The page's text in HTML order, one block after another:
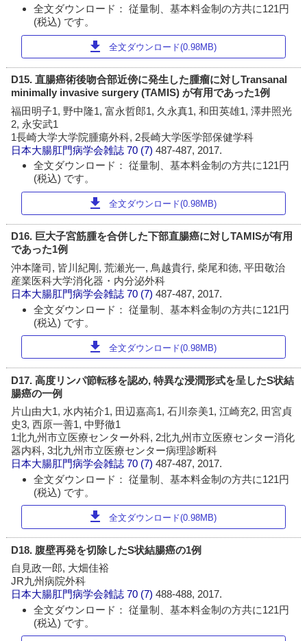
全文ダウンロード： 従量制、基本料金制の方共に121円
(税込) です。
download 全文ダウンロード(0.98MB)
D15. 直腸癌術後吻合部近傍に発生した腫瘤に対しTransanal
minimally invasive surgery (TAMIS) が有用であった1例
福田明子1, 野中隆1, 富永哲郎1, 久永真1, 和田英雄1, 澤井照光
2, 永安武1
1長崎大学大学院腫瘍外科, 2長崎大学医学部保健学科
日本大腸肛門病学会雑誌 70 (7)487-487, 2017.
全文ダウンロード： 従量制、基本料金制の方共に121円
(税込) です。
download 全文ダウンロード(0.98MB)
D16. 巨大子宮筋腫を合併した下部直腸癌に対しTAMISが有用
であった1例
沖本隆司, 皆川紀剛, 荒瀬光一, 鳥越貴行, 柴尾和徳, 平田敬治
産業医科大学消化器・内分泌外科
日本大腸肛門病学会雑誌 70 (7)487-487, 2017.
全文ダウンロード： 従量制、基本料金制の方共に121円
(税込) です。
download 全文ダウンロード(0.98MB)
D17. 高度リンパ節転移を認め, 特異な浸潤形式を呈したS状結
腸癌の一例
片山由大1, 水内祐介1, 田辺嘉高1, 石川奈美1, 江崎充2, 田宮貞
史3, 西原一善1, 中野徹1
1北九州市立医療センター外科, 2北九州市立医療センター消化
器内科, 3北九州市立医療センター病理診断科
日本大腸肛門病学会雑誌 70 (7)487-487, 2017.
全文ダウンロード： 従量制、基本料金制の方共に121円
(税込) です。
download 全文ダウンロード(0.98MB)
D18. 腹壁再発を切除したS状結腸癌の1例
自見政一郎, 大畑佳裕
JR九州病院外科
日本大腸肛門病学会雑誌 70 (7)488-488, 2017.
全文ダウンロード： 従量制、基本料金制の方共に121円
(税込) です。